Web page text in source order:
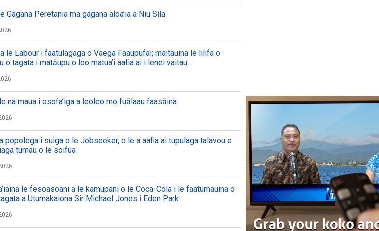
Gagana Peretania ma gagana aloa’ia a Niu Sila
le Labour i faatulagaga o Vaega Faaupufai; maitauina le lilifa o
o tagata i matāupu o loo matua’i aafia ai i lenei vaitau
na maua i osofa’iga a leoleo mo fuālaau faasāina
popolega i suiga o le Jobseeker, o le a aafia ai tupulaga talavou e
tumau o le soifua
le fesoasoani a le kamupani o le Coca-Cola i le faatumauina o
a Utumakaiona Sir Michael Jones i Eden Park